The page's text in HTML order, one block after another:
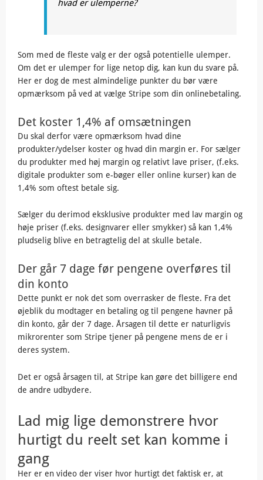
Som med de fleste valg er der også potentielle ulemper.
Om det er ulemper for lige netop dig, kan kun du svare på.
Her er dog de mest almindelige punkter du bør være
opmærksom på ved at vælge Stripe som din onlinebetaling.
Det koster 1,4% af omsætningen
Du skal derfor være opmærksom hvad dine
produkter/ydelser koster og hvad din margin er. For sælger
du produkter med høj margin og relativt lave priser, (f.eks.
digitale produkter som e-bøger eller online kurser) kan de
1,4% som oftest betale sig.
Sælger du derimod eksklusive produkter med lav margin og
høje priser (f.eks. designvarer eller smykker) så kan 1,4%
pludselig blive en betragtelig del at skulle betale.
Der går 7 dage før pengene overføres til
din konto
Dette punkt er nok det som overrasker de fleste. Fra det
øjeblik du modtager en betaling og til pengene havner på
din konto, går der 7 dage. Årsagen til dette er naturligvis
mikrorenter som Stripe tjener på pengene mens de er i
deres system.
Det er også årsagen til, at Stripe kan gøre det billigere end
de andre udbydere.
Lad mig lige demonstrere hvor
hurtigt du reelt set kan komme i
gang
Her er en video der viser hvor hurtigt det faktisk er, at